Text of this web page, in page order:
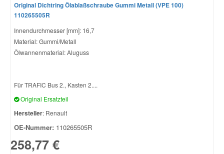
Original Dichtring Ölablaßschraube Gummi Metall (VPE 100)
110265505R
Innendurchmesser [mm]: 16,7
Material: Gummi/Metall
Ölwannenmaterial: Aluguss
Für TRAFIC Bus 2., Kasten 2....
Original Ersatzteil
Hersteller: Renault
OE-Nummer: 110265505R
258,77 €